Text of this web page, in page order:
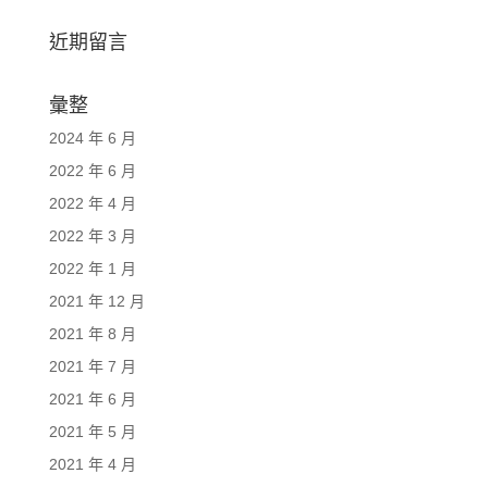
近期留言
彙整
2024 年 6 月
2022 年 6 月
2022 年 4 月
2022 年 3 月
2022 年 1 月
2021 年 12 月
2021 年 8 月
2021 年 7 月
2021 年 6 月
2021 年 5 月
2021 年 4 月